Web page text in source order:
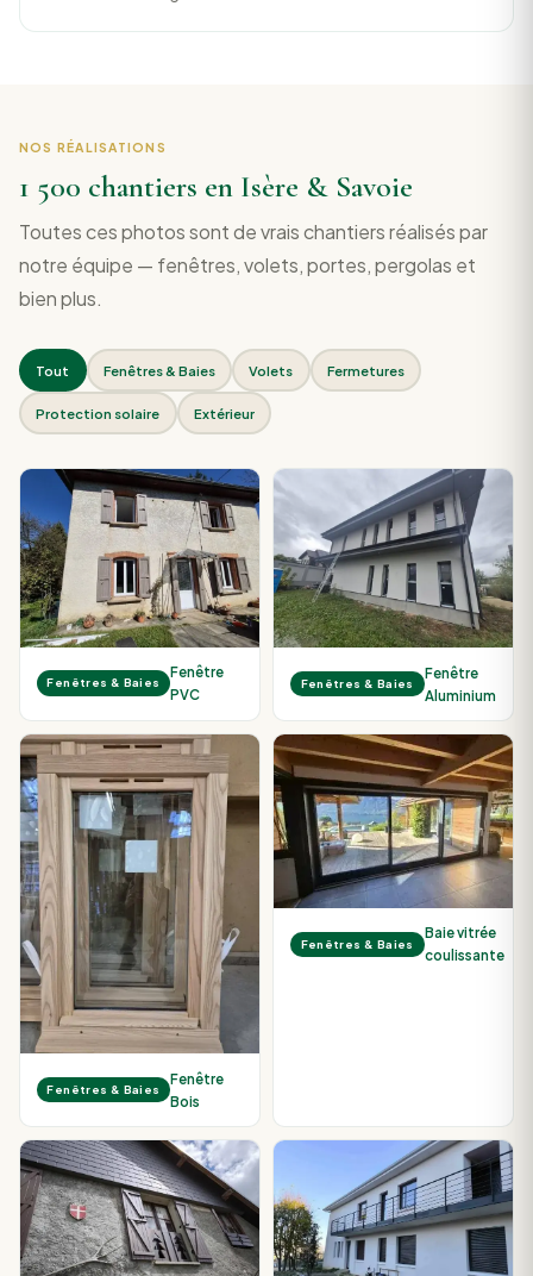
NOS RÉALISATIONS
1 500 chantiers en Isère & Savoie
Toutes ces photos sont de vrais chantiers réalisés par
notre équipe — fenêtres, volets, portes, pergolas et
bien plus.
Tout Fenêtres & Baies Volets Fermetures
Protection solaire Extérieur
Fenêtres & Baies
Fenêtre
PVC
Fenêtres & Baies
Fenêtre
Aluminium
Fenêtres & Baies
Fenêtre
Bois
Fenêtres & Baies
Baie vitrée
coulissante